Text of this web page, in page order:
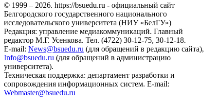
© 1999 – 2026. https://bsuedu.ru - официальный сайт
Белгородского государственного национального
исследовательского университета (НИУ «БелГУ»)
Редакция: управление медиакоммуникаций. Главный
редактор М.Г. Усенкова. Тел. (4722) 30-12-75, 30-12-18.
E-mail: News@bsuedu.ru (для обращений в редакцию сайта),
Info@bsuedu.ru (для обращений в администрацию
университета).
Техническая поддержка: департамент разработки и
сопровождения информационных систем. E-mail:
Webmaster@bsuedu.ru